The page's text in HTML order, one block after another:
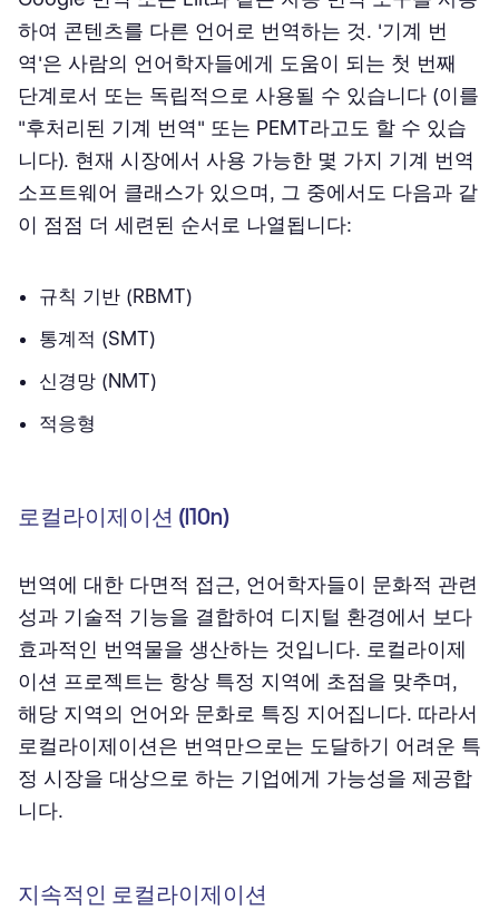
하여 콘텐츠를 다른 언어로 번역하는 것. '기계 번
역'은 사람의 언어학자들에게 도움이 되는 첫 번째
단계로서 또는 독립적으로 사용될 수 있습니다 (이를
"후처리된 기계 번역" 또는 PEMT라고도 할 수 있습
니다). 현재 시장에서 사용 가능한 몇 가지 기계 번역
소프트웨어 클래스가 있으며, 그 중에서도 다음과 같
이 점점 더 세련된 순서로 나열됩니다:
규칙 기반 (RBMT)
통계적 (SMT)
신경망 (NMT)
적응형
로컬라이제이션 (l10n)
번역에 대한 다면적 접근, 언어학자들이 문화적 관련
성과 기술적 기능을 결합하여 디지털 환경에서 보다
효과적인 번역물을 생산하는 것입니다. 로컬라이제
이션 프로젝트는 항상 특정 지역에 초점을 맞추며,
해당 지역의 언어와 문화로 특징 지어집니다. 따라서
로컬라이제이션은 번역만으로는 도달하기 어려운 특
정 시장을 대상으로 하는 기업에게 가능성을 제공합
니다.
지속적인 로컬라이제이션